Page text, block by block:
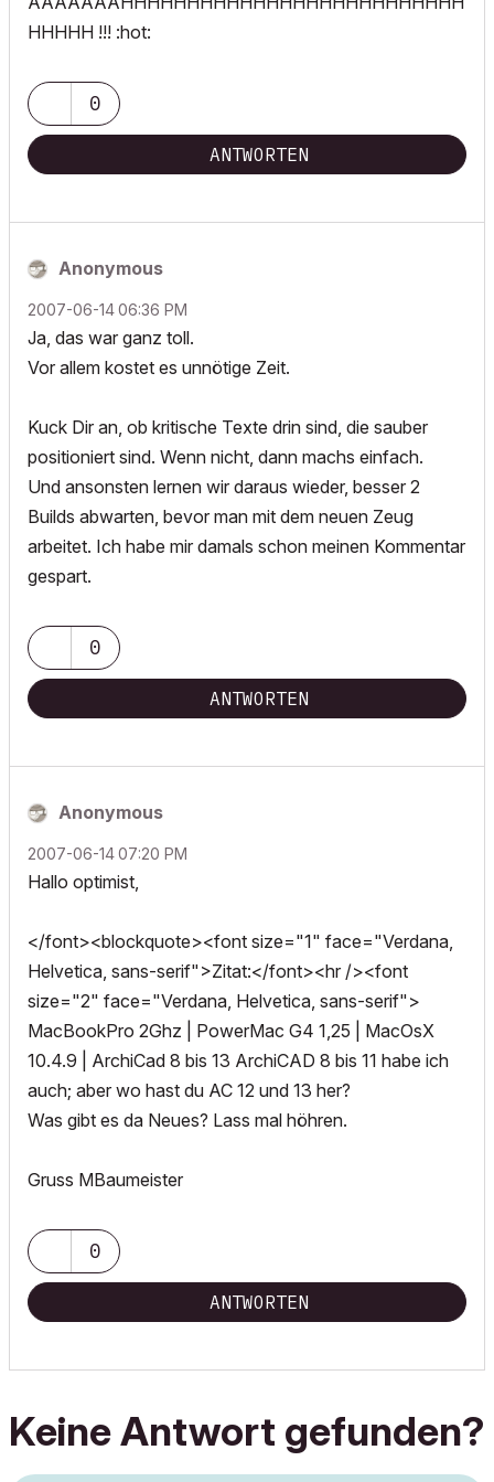
HHHHH !!! :hot:
0
ANTWORTEN
Anonymous
‎2007-06-1406:36 PM
Ja, das war ganz toll.
Vor allem kostet es unnötige Zeit.
Kuck Dir an, ob kritische Texte drin sind, die sauber
positioniert sind. Wenn nicht, dann machs einfach.
Und ansonsten lernen wir daraus wieder, besser 2
Builds abwarten, bevor man mit dem neuen Zeug
arbeitet. Ich habe mir damals schon meinen Kommentar
gespart.
0
ANTWORTEN
Anonymous
‎2007-06-1407:20 PM
Hallo optimist,
</font><blockquote><font size="1" face="Verdana,
Helvetica, sans-serif">Zitat:</font><hr /><font
size="2" face="Verdana, Helvetica, sans-serif">
MacBookPro 2Ghz | PowerMac G4 1,25 | MacOsX
10.4.9 | ArchiCad 8 bis 13 ArchiCAD 8 bis 11 habe ich
auch; aber wo hast du AC 12 und 13 her?
Was gibt es da Neues? Lass mal höhren.
Gruss MBaumeister
0
ANTWORTEN
Keine Antwort gefunden?